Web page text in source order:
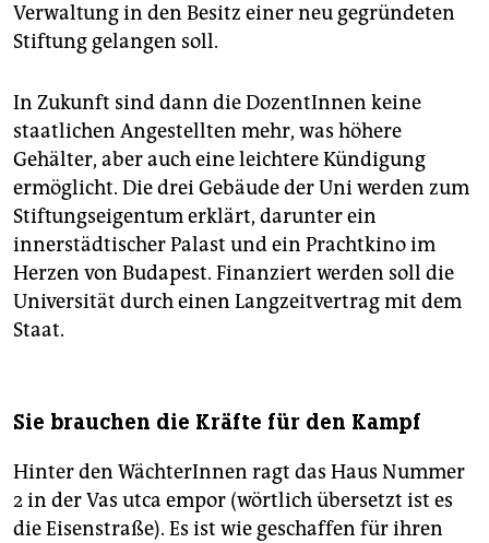
Verwaltung in den Besitz einer neu gegründeten
Stiftung gelangen soll.
In Zukunft sind dann die DozentInnen keine
staatlichen Angestellten mehr, was höhere
Gehälter, aber auch eine leichtere Kündigung
ermöglicht. Die drei Gebäude der Uni werden zum
Stiftungseigentum erklärt, darunter ein
innerstädtischer Palast und ein Prachtkino im
Herzen von Budapest. Finanziert werden soll die
Universität durch einen Langzeitvertrag mit dem
Staat.
Sie brauchen die Kräfte für den Kampf
Hinter den WächterInnen ragt das Haus Nummer
2 in der Vas utca empor (wörtlich übersetzt ist es
die Eisenstraße). Es ist wie geschaffen für ihren